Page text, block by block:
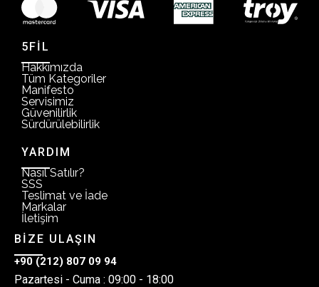
5FİL
Hakkımızda
Tüm Kategoriler
Manifesto
Servisimiz
Güvenilirlik
Sürdürülebilirlik
YARDIM
Nasıl Satılır?
SSS
Teslimat ve İade
Markalar
İletişim
BİZE ULAŞIN
+90 (212) 807 09 94
Pazartesi - Cuma : 09:00 - 18:00